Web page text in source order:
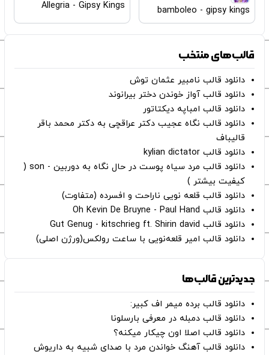
bamboleo - gipsy kings
Allegria - Gipsy Kings
قالب‌های منتخب
دانلود قالب نامبیر عثمان ‌توش
دانلود قالب آواز خوندن دختر بیرانوند
دانلود قالب امباپه دیکتاتور
دانلود قالب نگاه عجیب دکتر عراقچی به دکتر محمد باقر
قالیباف
دانلود قالب kylian dictator
دانلود قالب مرد سیاه پوست در حال نگاه به دوربین - son (
کیفیت بیشتر )
دانلود قالب قلعه نویی ناراحت و افسرده (متفاوت)
دانلود قالب Oh Kevin De Bruyne - Paul Hand
دانلود قالب Gut Genug - kitschrieg ft. Shirin david
دانلود قالب امیر قلعه‌نویی با ساعت رولکس(ورژن اصلی)
جدیدترین قالب‌ها
دانلود قالب برده میمر اف کبیر:
دانلود قالب دمبله در معرفی بارسلونا
دانلود قالب اصلا اون چیکار میکنه؟
دانلود قالب آهنگ خواندن مرد با صدای شبیه به داریوش